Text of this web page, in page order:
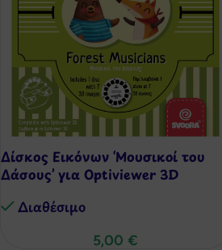
Δίσκος Εικόνων ‘Μουσικοί του
Δάσους’ για Optiviewer 3D
Διαθέσιμo
5,00 €